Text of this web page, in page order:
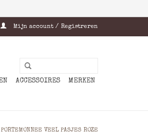
Mijn account / Registreren
ACCESSOIRES MERKEN
VEEL PASJES ROZE